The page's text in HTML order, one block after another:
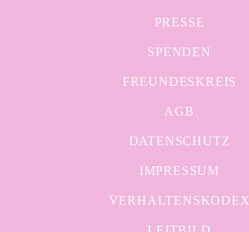
PRESSE
SPENDEN
FREUNDESKREIS
AGB
DATENSCHUTZ
IMPRESSUM
VERHALTENSKODEX